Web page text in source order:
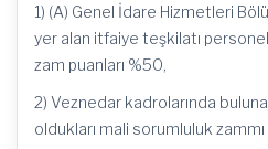
1) (A) Genel İdare Hizmetleri
yer alan itfaiye teşkilatı
zam puanları %50,
2) Veznedar kadrolarında
oldukları mali sorumluluk zammı